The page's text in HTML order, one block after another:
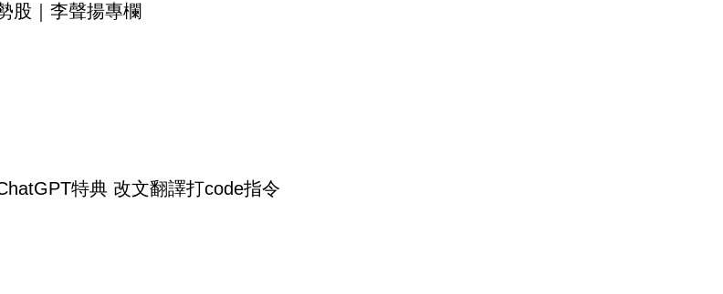
股｜李聲揚專欄
特典 改文翻譯打code指令